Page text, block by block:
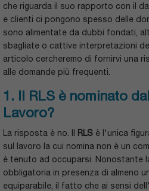
che riguarda il suo rapporto con il
e clienti ci pongono spesso delle
sono alimentate da dubbi fondati,
sbagliate o cattive interpretazioni
articolo cercheremo di fornirvi una
alle domande più frequenti.
1. Il RLS è nominato
Lavoro?
La risposta è no. Il RLS è l'unica
sul lavoro la cui nomina non è un
è tenuto ad occuparsi. Nonostante
obbligatoria in presenza di almeno
equiparabile, il fatto che ai sensi